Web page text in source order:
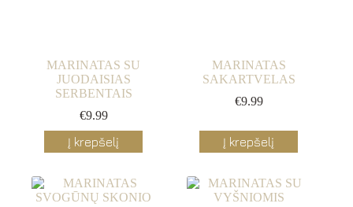
MARINATAS SU
JUODAISIAS
SERBENTAIS
€9.99
Į krepšelį
MARINATAS
SAKARTVELAS
€9.99
Į krepšelį